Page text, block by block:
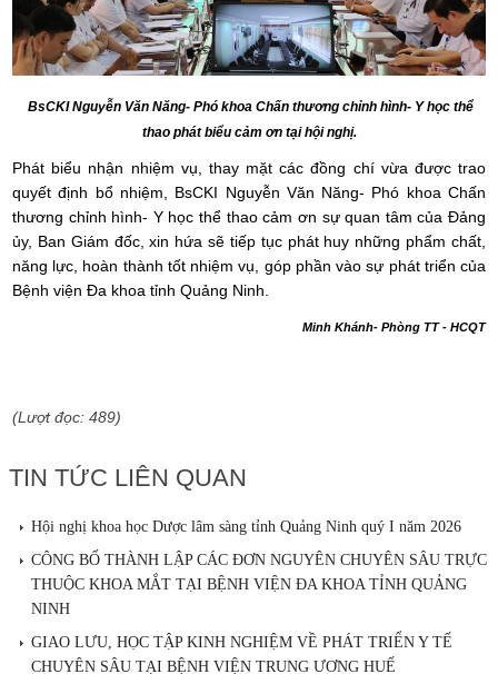
BsCKI Nguyễn Văn Năng- Phó khoa Chấn thương chỉnh hình- Y học thể
thao phát biểu cảm ơn tại hội nghị.
Phát biểu nhận nhiệm vụ, thay mặt các đồng chí vừa được trao
quyết định bổ nhiệm, BsCKI Nguyễn Văn Năng- Phó khoa Chấn
thương chỉnh hình- Y học thể thao cảm ơn sự quan tâm của Đảng
ủy, Ban Giám đốc, xin hứa sẽ tiếp tục phát huy những phẩm chất,
năng lực, hoàn thành tốt nhiệm vụ, góp phần vào sự phát triển của
Bệnh viện Đa khoa tỉnh Quảng Ninh.
Minh Khánh- Phòng TT - HCQT
(Lượt đọc: 489)
TIN TỨC LIÊN QUAN
Hội nghị khoa học Dược lâm sàng tỉnh Quảng Ninh quý I năm 2026
CÔNG BỐ THÀNH LẬP CÁC ĐƠN NGUYÊN CHUYÊN SÂU TRỰC
THUỘC KHOA MẮT TẠI BỆNH VIỆN ĐA KHOA TỈNH QUẢNG
NINH
GIAO LƯU, HỌC TẬP KINH NGHIỆM VỀ PHÁT TRIỂN Y TẾ
CHUYÊN SÂU TẠI BỆNH VIỆN TRUNG ƯƠNG HUẾ